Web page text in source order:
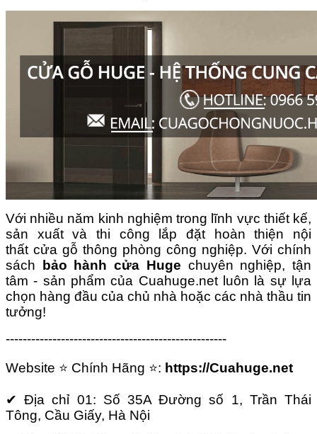
Với nhiều năm kinh nghiệm trong lĩnh vực thiết kế,
sản xuất và thi công lắp đặt hoàn thiện nội
thất cửa gỗ thông phòng công nghiệp. Với chính
sách
bảo hành cửa Huge chuyên nghiệp, tận
tâm - sản phẩm của Cuahuge.netluôn là sự lựa
chọn hàng đầu của chủ nhà hoặc các nhà thầu tin
tưởng!
----------------------------------------------------
Website ⭐ Chính Hãng ⭐: https://Cuahuge.net
✔ Địa chỉ 01: Số 35A Đường số 1, Trần Thái
Tông, Cầu Giấy, Hà Nội